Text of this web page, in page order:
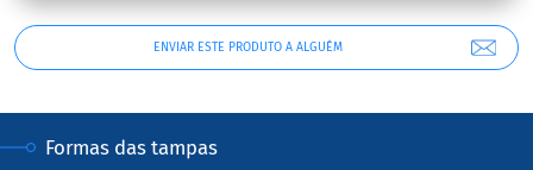
ENVIAR ESTE PRODUTO A ALGUÉM
Formas das tampas